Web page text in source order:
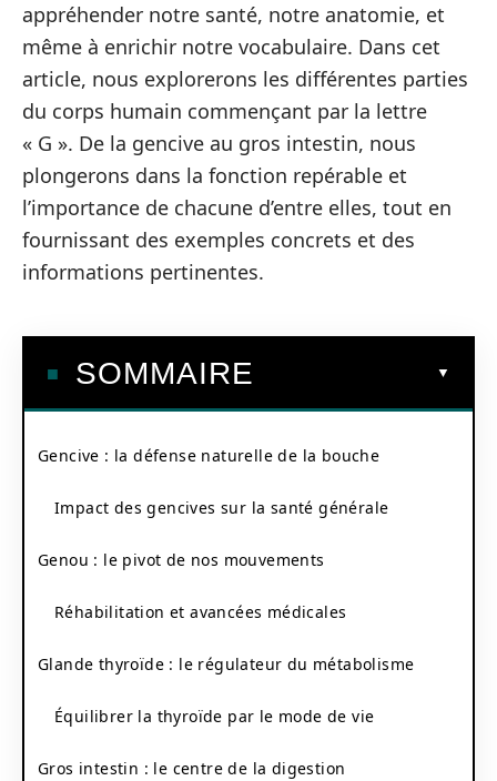
appréhender notre santé, notre anatomie, et
même à enrichir notre vocabulaire. Dans cet
article, nous explorerons les différentes parties
du corps humain commençant par la lettre
« G ». De la gencive au gros intestin, nous
plongerons dans la fonction repérable et
l’importance de chacune d’entre elles, tout en
fournissant des exemples concrets et des
informations pertinentes.
SOMMAIRE
Gencive : la défense naturelle de la bouche
Impact des gencives sur la santé générale
Genou : le pivot de nos mouvements
Réhabilitation et avancées médicales
Glande thyroïde : le régulateur du métabolisme
Équilibrer la thyroïde par le mode de vie
Gros intestin : le centre de la digestion